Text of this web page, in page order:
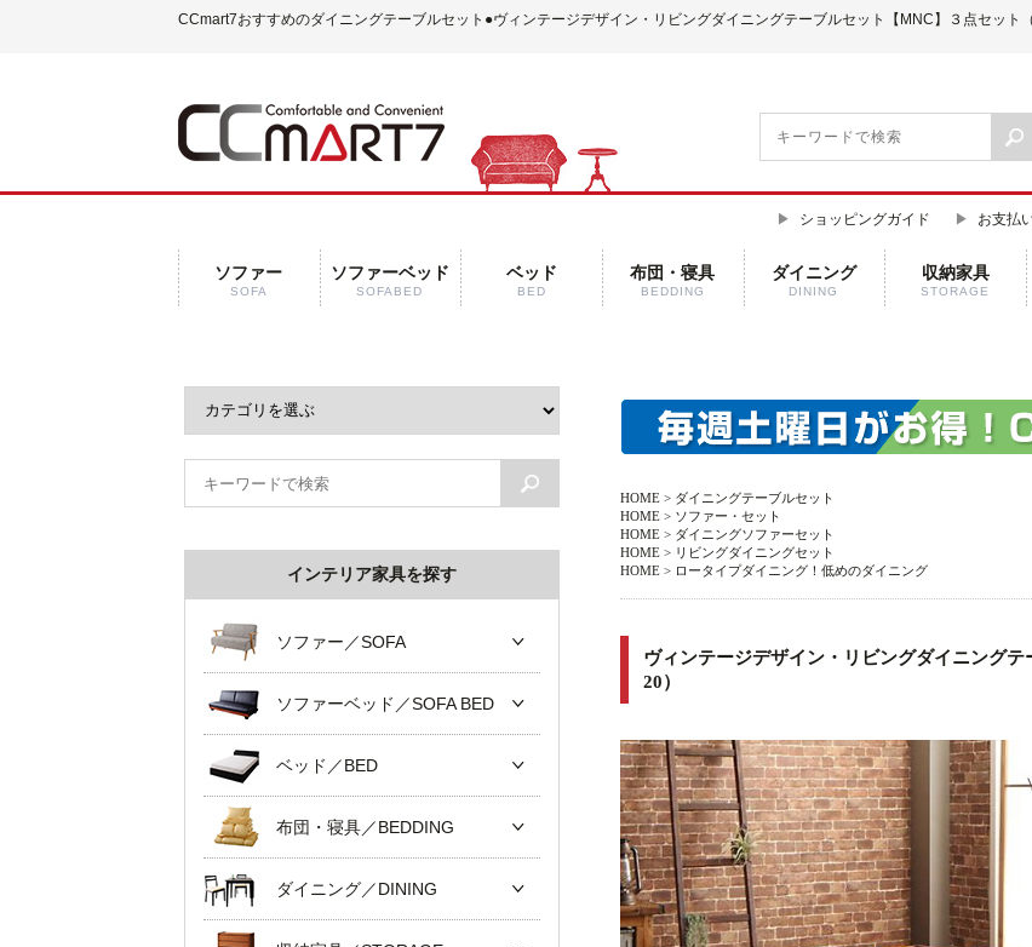
CCmart7おすすめのダイニングテーブルセット ●ヴィンテージデザイン・リビングダイニングテーブルセット【MNC】３点セット
ショッピングガイド お支払
ソファー
SOFA
ソファーベッド
SOFABED
ベッド
BED
布団・寝具
BEDDING
ダイニング
DINING
収納家具
STORAGE
HOME > ダイニングテーブルセット
HOME > ソファー・セット
HOME > ダイニングソファーセット
HOME > リビングダイニングセット
HOME > ロータイプダイニング！低めのダイニング
ヴィンテージデザイン・リビングダイニング
20）
インテリア家具を探す
ソファー／SOFA
ソファーベッド／SOFA BED
ベッド／BED
布団・寝具／BEDDING
ダイニング／DINING